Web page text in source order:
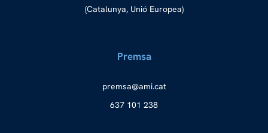
(Catalunya, Unió Europea)
Premsa
tac.i
ma@as
merp
637 101 238